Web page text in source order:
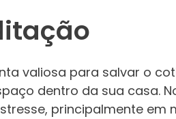
valiosa para salvar o
dentro da sua casa.
principalmente